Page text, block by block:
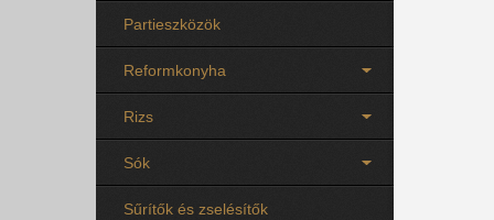
Partieszközök
Reformkonyha
Rizs
Sók
Sűrítők és zselésítők